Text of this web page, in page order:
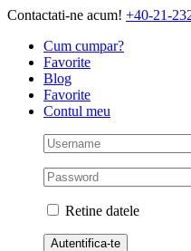
Skip
content
Contactati-ne acum! +40-21-
Cum cumpar?
Favorite
Blog
Favorite
Contul meu
Retine datele